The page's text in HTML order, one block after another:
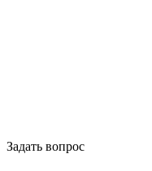
Задать вопрос